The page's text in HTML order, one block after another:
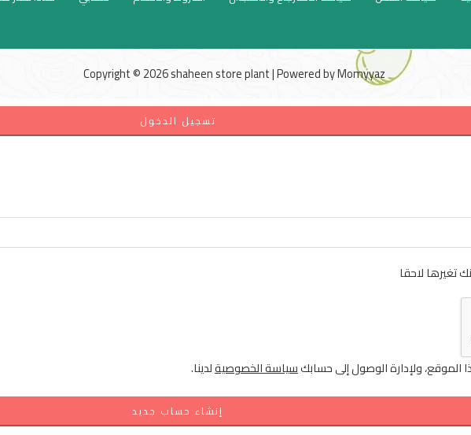
Copyright © 2026 shaheen store plant | Powered byMomyyaz
تسجيل الدخول
تغيرها لاحقا
الموقع، ولإدارة الوصول إلى حسابكسياسة الخصوصيةلدينا.
إنشاء حساب جديد